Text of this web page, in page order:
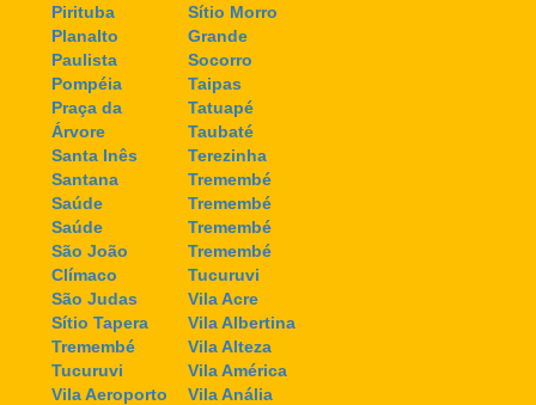
Pirituba
Planalto
Paulista
Pompéia
Praça da
Árvore
Santa Inês
Santana
Saúde
Saúde
São João
Clímaco
São Judas
Sítio Tapera
Tremembé
Tucuruvi
Vila Aeroporto
Sítio Morro
Grande
Socorro
Taipas
Tatuapé
Taubaté
Terezinha
Tremembé
Tremembé
Tremembé
Tremembé
Tucuruvi
Vila Acre
Vila Albertina
Vila Alteza
Vila América
Vila Anália